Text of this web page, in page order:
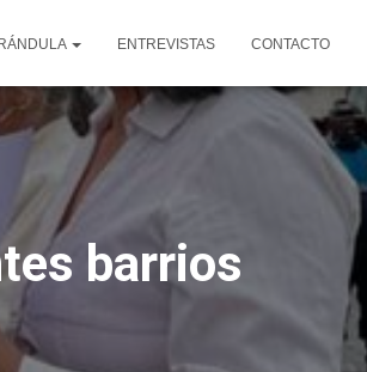
ENTREVISTAS CONTACTO
barrios